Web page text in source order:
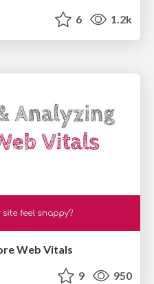
6 1.2k
Web Vitals
9 950